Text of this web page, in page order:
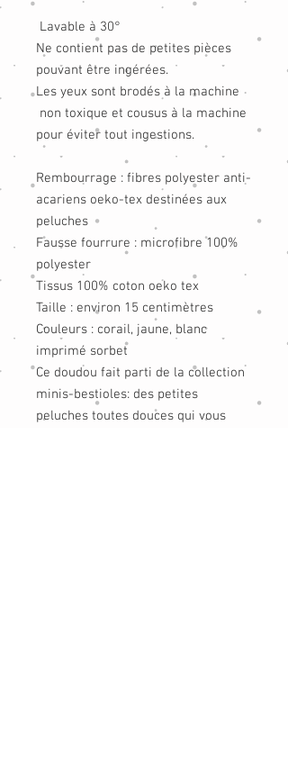
Lavable à 30°
Ne contient pas de petites pièces
pouvant être ingérées.
Les yeux sont brodés à la machine
non toxique et cousus à la machine
pour éviter tout ingestions.
Rembourrage : fibres polyester anti-
acariens oeko-tex destinées aux
peluches
Fausse fourrure : microfibre 100%
polyester
Tissus 100% coton oeko tex
Taille : environ 15 centimètres
Couleurs : corail, jaune, blanc
imprimé sorbet
Ce doudou fait parti de la collection
minis-bestioles: des petites
peluches toutes douces qui vous